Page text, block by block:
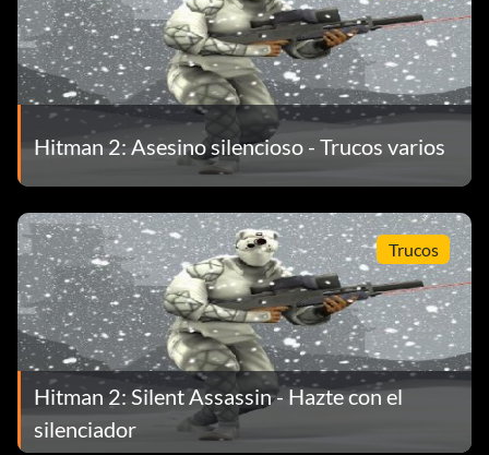
Hitman 2: Asesino silencioso - Trucos varios
Trucos
Hitman 2: Silent Assassin - Hazte con el
silenciador